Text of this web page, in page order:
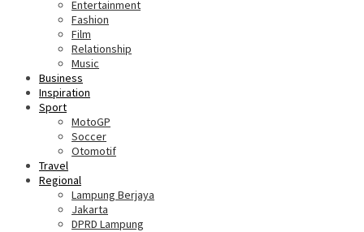
Entertainment
Fashion
Film
Relationship
Music
Business
Inspiration
Sport
MotoGP
Soccer
Otomotif
Travel
Regional
Lampung Berjaya
Jakarta
DPRD Lampung